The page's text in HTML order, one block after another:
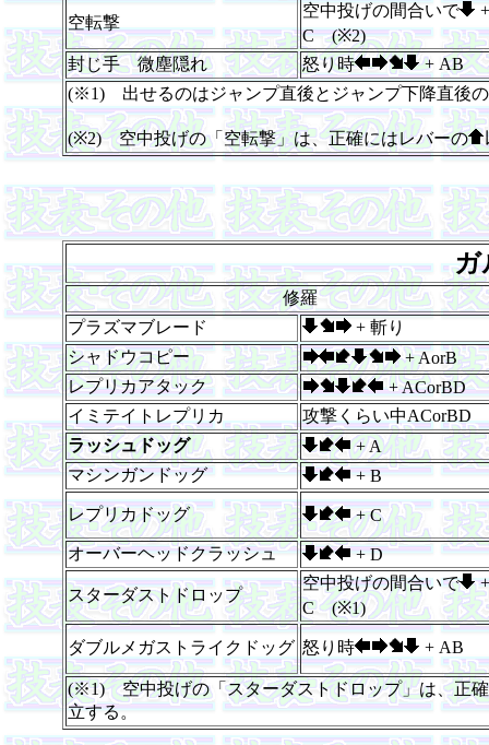
空転撃
空中投げの間合いで
+
C (※2)
封じ手 微塵隠れ
怒り時
+ AB
(※1) 出せるのはジャンプ直後とジャンプ下降直後
(※2) 空中投げの「空転撃」は、正確にはレバーの
ガ
修羅
プラズマブレード
+ 斬り
シャドウコピー
+ AorB
レプリカアタック
+ ACorBD
イミテイトレプリカ
攻撃くらい中ACorBD
ラッシュドッグ
+ A
マシンガンドッグ
+ B
レプリカドッグ + C
オーバーヘッドクラッシュ + D
スターダストドロップ
空中投げの間合いで
+
C (※1)
ダブルメガストライクドッグ 怒り時 + AB
(※1) 空中投げの「スターダストドロップ」は、正
立する。